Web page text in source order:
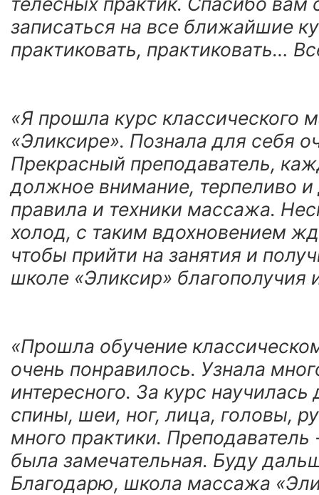
записаться на все ближайшие
практиковать, практиковать…
«Я прошла курс классического
«Эликсире». Познала для себя
Прекрасный преподаватель,
должное внимание, терпеливо
правила и техники массажа.
холод, с таким вдохновением
чтобы прийти на занятия и
школе «Эликсир» благополучия
«Прошла обучение
очень понравилось. Узнала
интересного. За курс
спины, шеи, ног, лица, головы,
много практики. Преподаватель
была замечательная. Буду
Благодарю, школа массажа